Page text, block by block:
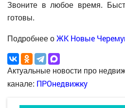
Звоните в любое время.
готовы.
Подробнее о ЖК Новые
Актуальные новости про
канале: ПРОнедвижку